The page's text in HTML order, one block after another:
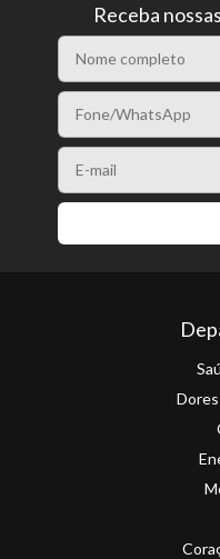
Receba